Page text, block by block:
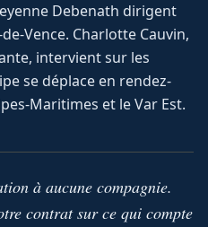
Debenath dirigent
Vence. Charlotte Cauvin,
intervient sur les
se déplace en rendez-
Maritimes et le Var Est.
à aucune compagnie.
contrat sur ce qui compte